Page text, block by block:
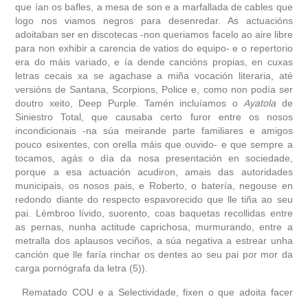
que ían os bafles, a mesa de son e a marfallada de cables que
logo nos viamos negros para desenredar. As actuacións
adoitaban ser en discotecas -non queriamos facelo ao aire libre
para non exhibir a carencia de vatios do equipo- e o repertorio
era do máis variado, e ía dende cancións propias, en cuxas
letras cecais xa se agachase a miña vocación literaria, até
versións de Santana, Scorpions, Police e, como non podía ser
doutro xeito, Deep Purple. Tamén incluíamos o Ayatola de
Siniestro Total, que causaba certo furor entre os nosos
incondicionais -na súa meirande parte familiares e amigos
pouco esixentes, con orella máis que ouvido- e que sempre a
tocamos, agás o día da nosa presentación en sociedade,
porque a esa actuación acudiron, amais das autoridades
municipais, os nosos pais, e Roberto, o batería, negouse en
redondo diante do respecto espavorecido que lle tiña ao seu
pai. Lémbroo lívido, suorento, coas baquetas recollidas entre
as pernas, nunha actitude caprichosa, murmurando, entre a
metralla dos aplausos veciños, a súa negativa a estrear unha
canción que lle faría rinchar os dentes ao seu pai por mor da
carga pornógrafa da letra (5)).
Rematado COU e a Selectividade, fixen o que adoita facer